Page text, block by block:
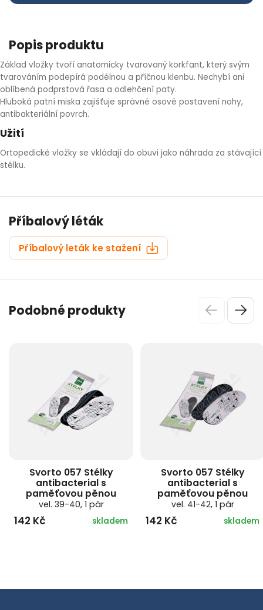
ČESNEK
ŠÍPEK
ŽENŠEN
MACA
STRIE A CELULITIDA
PÉČE O POPRSÍ
OPALOVÁNÍ
Popis produktu
Základ vložky tvoří anatomicky tvarovaný korkfant, který svým
tvarováním podepírá podélnou a příčnou klenbu. Nechybí ani
oblíbená podprstová řasa a odlehčení paty.
Hluboká patní miska zajišťuje správné osové postavení nohy,
antibakteriální povrch.
Užití
Ortopedické vložky se vkládají do obuvi jako náhrada za stávající
stélku.
Příbalový léták
Příbalový leták ke stažení
Podobné produkty
Svorto 057 Stélky
antibacterial s
paměťovou pěnou
vel. 39-40, 1 pár
142 Kč skladem
Svorto 057 Stélky
antibacterial s
paměťovou pěnou
vel. 41-42, 1 pár
142 Kč skladem